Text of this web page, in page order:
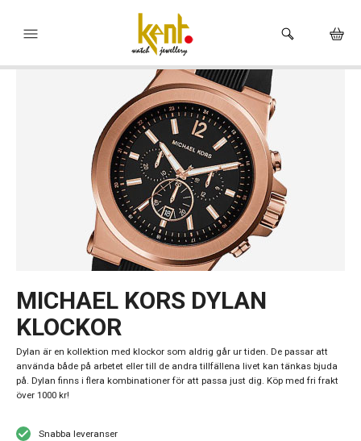
VARUMÄRKEN
HÅLTAGNING ÖRON
MICHAEL KORS DYLAN
KLOCKOR
Dylan är en kollektion med klockor som aldrig går ur tiden. De passar att
använda både på arbetet eller till de andra tillfällena livet kan tänkas bjuda
på. Dylan finns i flera kombinationer för att passa just dig. Köp med fri frakt
över 1000 kr!
Snabba leveranser